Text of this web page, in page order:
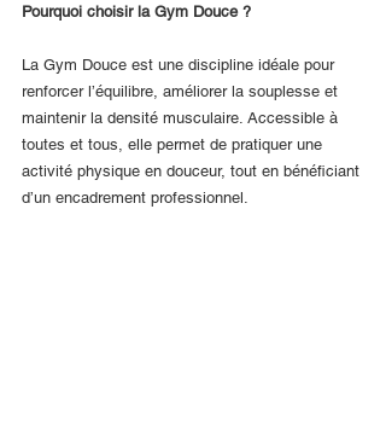
Pourquoi choisir la Gym Douce ?
La Gym Douce est une discipline idéale pour
renforcer l’équilibre, améliorer la souplesse et
maintenir la densité musculaire. Accessible à
toutes et tous, elle permet de pratiquer une
activité physique en douceur, tout en bénéficiant
d’un encadrement professionnel.